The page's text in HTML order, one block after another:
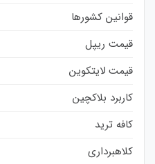
قوانین کشورها
قیمت ریپل
قیمت لایتکوین
کاربرد بلاکچین
کافه ترید
کلاهبرداری